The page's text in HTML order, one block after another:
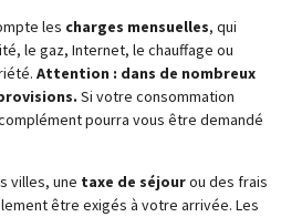
les charges mensuelles, qui
le gaz, Internet, le chauffage ou
Attention : dans de nombreux
Si votre consommation
pourra vous être demandé
villes, une taxe de séjourou des frais
être exigés à votre arrivée. Les